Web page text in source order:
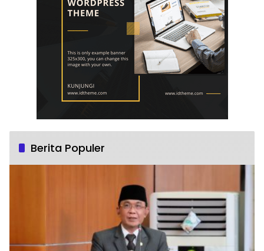
Berita Populer